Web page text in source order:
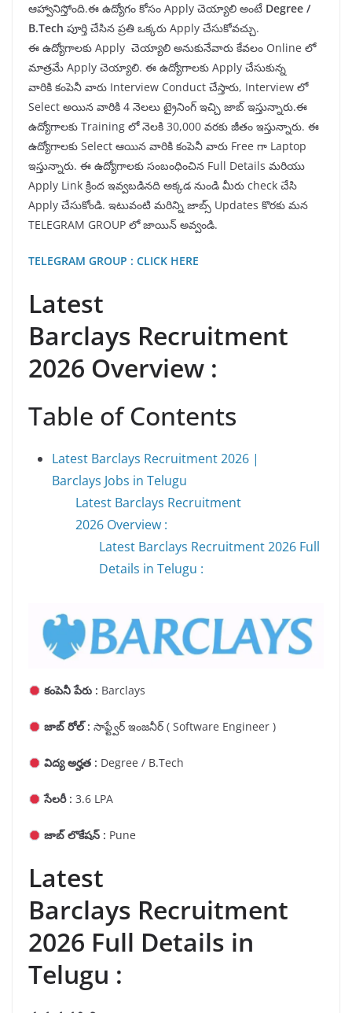
ఆహ్వానిస్తోంది.ఈ ఉద్యోగం కోసం Apply చెయ్యాలి అంటే Degree /
B.Tech పూర్తి చేసిన ప్రతి ఒక్కరు Apply చేసుకోవచ్చు.
ఈ ఉద్యోగాలకు Apply చెయ్యాలి అనుకునేవారు కేవలం Online లో
మాత్రమే Apply చెయ్యాలి. ఈ ఉద్యోగాలకు Apply చేసుకున్న
వారికి కంపెనీ వారు Interview Conduct చేస్తారు, Interview లో
Select అయిన వారికి 4 నెలలు ట్రైనింగ్ ఇచ్చి జాబ్ ఇస్తున్నారు.ఈ
ఉద్యోగాలకు Training లో నెలకి 30,000 వరకు జీతం ఇస్తున్నారు. ఈ
ఉద్యోగాలకు Select ఆయిన వారికి కంపెనీ వారు Free గా Laptop
ఇస్తున్నారు. ఈ ఉద్యోగాలకు సంబంధించిన Full Details మరియు
Apply Link క్రింద ఇవ్వబడినది అక్కడ నుండి మీరు check చేసి
Apply చేసుకోండి. ఇటువంటి మరిన్ని జాబ్స్ Updates కొరకు మన
TELEGRAM GROUP లో జాయిన్ అవ్వండి.
TELEGRAM GROUP : CLICK HERE
Latest
Barclays Recruitment
2026 Overview :
Table of Contents
Latest Barclays Recruitment 2026 |
Barclays Jobs in Telugu
Latest Barclays Recruitment
2026 Overview :
Latest Barclays Recruitment 2026 Full
Details in Telugu :
కంపెనీ పేరు : Barclays
జాబ్ రోల్ : సాఫ్ట్వేర్ ఇంజనీర్ ( Software Engineer )
విద్య అర్హత : Degree / B.Tech
సేలరీ : 3.6 LPA
జాబ్ లొకేషన్ : Pune
Latest
Barclays Recruitment
2026 Full Details in
Telugu :